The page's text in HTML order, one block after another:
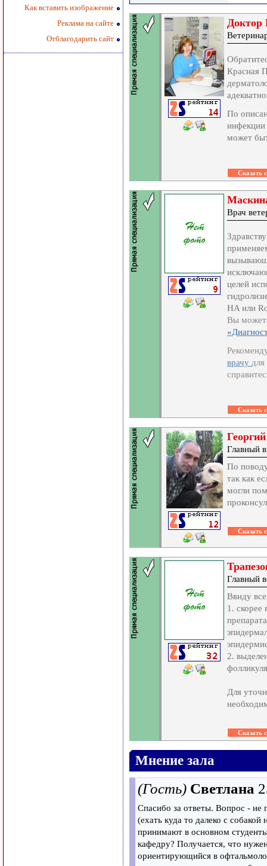
Как вставить изображение
Реклама на сайте
Отблагодарить сайт
Красная
По
инфекции
может
Врач
целей
HA или
Вы
врачу
Главный
По
так как
могли
Главный
Ввиду
1. скорее
2.
Для
Мнение зала
(Гость) Светлана
Спасибо за ответы. Вопрос - не
(ехать куда то далеко с
принимают в основном
кафедру? Получается, что
ориентирующийся в